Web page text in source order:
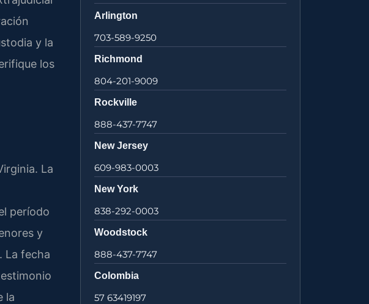
y la
los
La
período
y
La fecha
la
Arlington
703-589-9250
Richmond
804-201-9009
Rockville
888-437-7747
New Jersey
609-983-0003
New York
838-292-0003
Woodstock
888-437-7747
Colombia
57 63419197